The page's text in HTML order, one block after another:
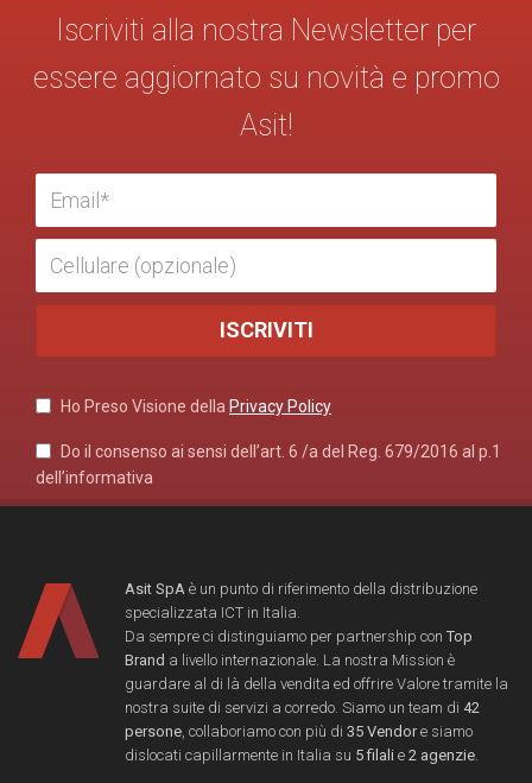
Iscriviti alla nostra Newsletter per
essere aggiornato su novità e promo
Asit!
Ho Preso Visione della Privacy Policy
Do il consenso ai sensi dell’art. 6 /a del Reg. 679/2016 al p.1
dell’informativa
Asit SpA è un punto di riferimento della distribuzione
specializzata ICT in Italia.
Da sempre ci distinguiamo per partnership con Top
Brand a livello internazionale. La nostra Mission è
guardare al di là della vendita ed offrire Valore tramite la
nostra suite di servizi a corredo. Siamo un team di 42
persone , collaboriamo con più di 35 Vendore siamo
dislocati capillarmente in Italia su 5 filali e 2 agenzie